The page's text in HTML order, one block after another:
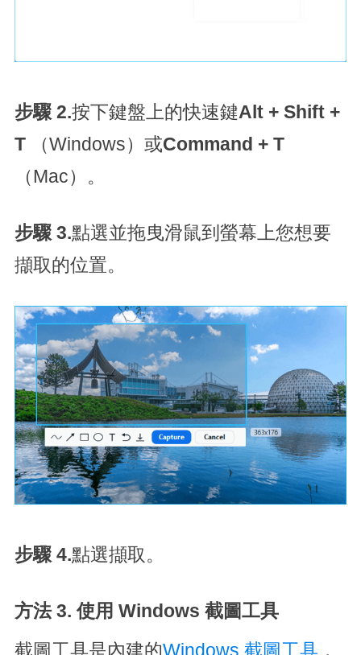
步驟 2.按下鍵盤上的快速鍵Alt + Shift +
T（Windows）或Command + T
（Mac）。
步驟 3.點選並拖曳滑鼠到螢幕上您想要
擷取的位置。
步驟 4.點選擷取。
方法 3. 使用 Windows 截圖工具
截圖工具是內建的Windows 截圖工具 ，